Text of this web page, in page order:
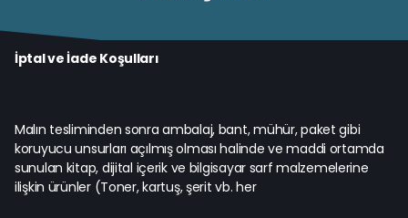
İptal ve İade Koşulları
Malın tesliminden sonra ambalaj, bant, mühür, paket gibi
koruyucu unsurları açılmış olması halinde ve maddi ortamda
sunulan kitap, dijital içerik ve bilgisayar sarf malzemelerine
ilişkin ürünler (Toner, kartuş, şerit vb. her